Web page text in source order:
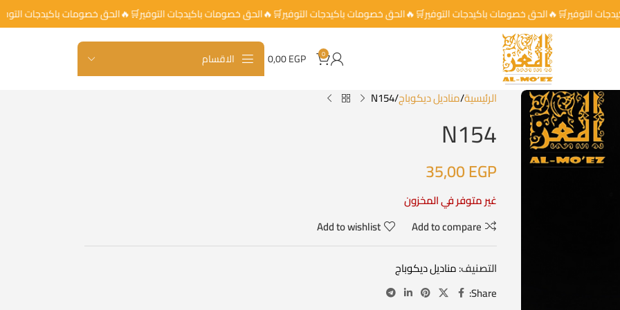
التوفير🛒🔥الحق خصومات باكيدجات التوفير🛒🔥الحق خصومات باكيدجات التوفير🛒🔥الحق خصومات باكيدجات التوفير🛒🔥الحق خصومات باكيدجات
0
0,00EGP الاقسام
الرئيسية مناديل ديكوباج N154
N154
35,00EGP
غير متوفر في المخزون
Add to compare
Add to wishlist
التصنيف:مناديل ديكوباج
Share: